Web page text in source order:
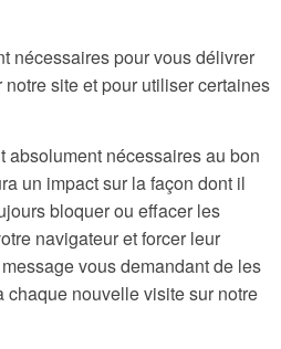
nécessaires pour vous délivrer
site et pour utiliser certaines
absolument nécessaires au bon
un impact sur la façon dont il
bloquer ou effacer les
navigateur et forcer leur
vous demandant de les
chaque nouvelle visite sur notre